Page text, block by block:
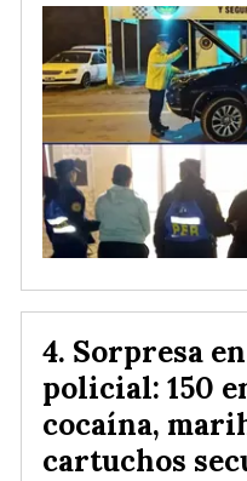
Sorpresa
policial: 150
cocaína,
cartuchos